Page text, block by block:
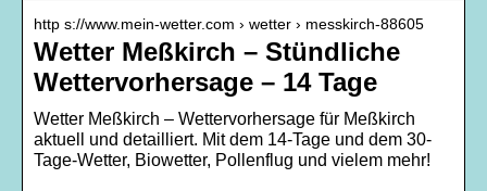
http s://www.mein-wetter.com › wetter › messkirch-88605
Wetter Meßkirch – Stündliche
Wettervorhersage – 14 Tage
Wetter Meßkirch – Wettervorhersage für Meßkirch
aktuell und detailliert. Mit dem 14-Tage und dem 30-
Tage-Wetter, Biowetter, Pollenflug und vielem mehr!